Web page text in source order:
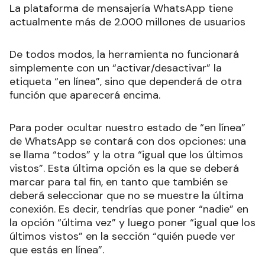
La plataforma de mensajería WhatsApp tiene
actualmente más de 2.000 millones de usuarios
De todos modos, la herramienta no funcionará
simplemente con un “activar/desactivar” la
etiqueta “en línea”, sino que dependerá de otra
función que aparecerá encima.
Para poder ocultar nuestro estado de “en línea”
de WhatsApp se contará con dos opciones: una
se llama “todos” y la otra “igual que los últimos
vistos”. Esta última opción es la que se deberá
marcar para tal fin, en tanto que también se
deberá seleccionar que no se muestre la última
conexión. Es decir, tendrías que poner “nadie” en
la opción “última vez” y luego poner “igual que los
últimos vistos” en la sección “quién puede ver
que estás en línea”.